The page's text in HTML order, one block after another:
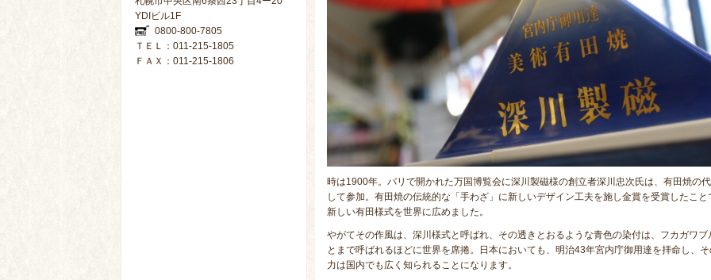
時は1900年。パリで開かれた万国博覧会に深川製磁様の創立者深川忠次氏は、有田焼の
して参加。有田焼の伝統的な「手わざ」に新しいデザイン工夫を施し金賞を受賞したこと
新しい有田様式を世界に広めました。
やがてその作風は、深川様式と呼ばれ、その透きとおるような青色の染付は、フカガワブ
とまで呼ばれるほどに世界を席捲。日本においても、明治43年宮内庁御用達を拝命し、
力は国内でも広く知られることになります。
YDIビル1F
0800-800-7805
ＴＥＬ：011-215-1805
ＦＡＸ：011-215-1806